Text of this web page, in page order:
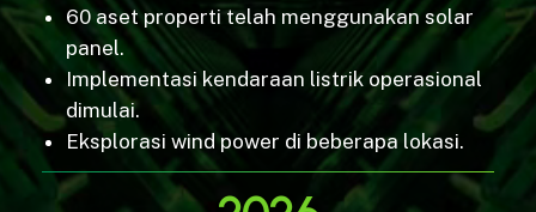
60 aset properti telah menggunakan solar
panel.
Implementasi kendaraan listrik operasional
dimulai.
Eksplorasi wind power di beberapa lokasi.